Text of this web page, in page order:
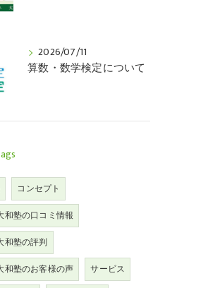
2026/07/11
算数・数学検定について
コンセプト
和塾の口コミ情報
和塾の評判
和塾のお客様の声
サービス